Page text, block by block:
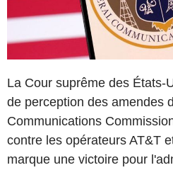
La Cour suprême des États-
de perception des amendes
Communications
contre les opérateurs AT&T
marque une victoire pour